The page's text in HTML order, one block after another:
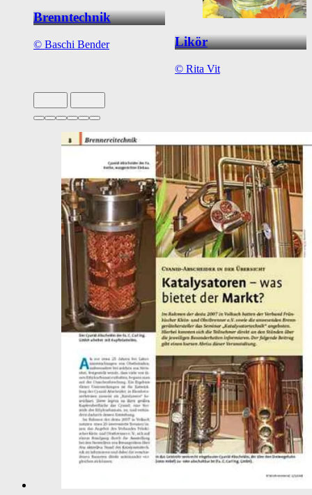
Brenntechnik
© Baschi Bender Likör
© Rita Vit
Slide 1 von 6 aktiv